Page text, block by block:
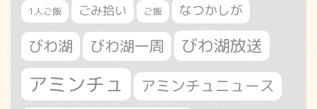
1人ご飯 ごみ拾い ご飯 なつかしが
びわ湖 びわ湖一周 びわ湖放送
アミンチュ アミンチュニュース